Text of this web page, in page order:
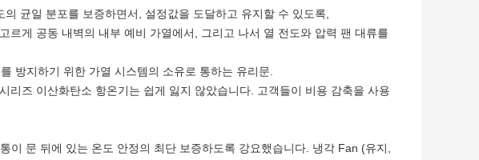
균일 분포를 보증하면서, 설정값을 도달하고 유지할 수 있도록,
르게 공동 내벽의 내부 예비 가열에서, 그리고 나서 열 전도와 압력 팬 대류를
방지하기 위한 가열 시스템의 소유로 통하는 유리문.
리즈 이산화탄소 항온기는 쉽게 잃지 않았습니다. 고객들이 비용 감축을 사용
이 문 뒤에 있는 온도 안정의 최단 보증하도록 강요했습니다. 냉각 Fan (유지,